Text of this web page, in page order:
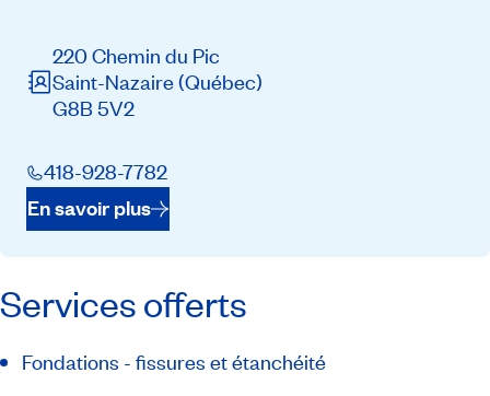
220 Chemin du Pic
Saint-Nazaire(Québec)
G8B 5V2
418-928-7782
En savoir plus
Services offerts
Fondations - fissures et étanchéité